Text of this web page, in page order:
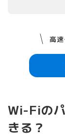
高
Wi-Fiの
きる？